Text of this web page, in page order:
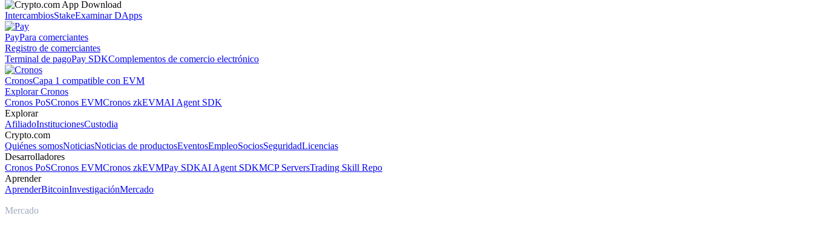
IntercambiosStakeExaminar DApps
PayPara comerciantes
Registro de comerciantes
Terminal de pagoPay SDKComplementos de comercio electrónico
CronosCapa 1 compatible con EVM
Explorar Cronos
Cronos PoSCronos EVMCronos zkEVMAI Agent SDK
Explorar
AfiliadoInstitucionesCustodia
Crypto.com
Quiénes somosNoticiasNoticias de productosEventosEmpleoSociosSeguridadLicencias
Desarrolladores
Cronos PoSCronos EVMCronos zkEVMPay SDKAI Agent SDKMCP ServersTrading Skill Repo
Aprender
AprenderBitcoinInvestigaciónMercado
Mercado